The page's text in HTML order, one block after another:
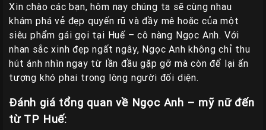
Xin chào các bạn, hôm nay chúng ta sẽ cùng nhau
khám phá vẻ đẹp quyến rũ và đầy mê hoặc của một
siêu phẩm gái gọi tại Huế – cô nàng Ngọc Anh. Với
nhan sắc xinh đẹp ngất ngây, Ngọc Anh không chỉ thu
hút ánh nhìn ngay từ lần đầu gặp gỡ mà còn để lại ấn
tượng khó phai trong lòng người đối diện.
Đánh giá tổng quan về Ngọc Anh – mỹ nữ đến
từ TP Huế: